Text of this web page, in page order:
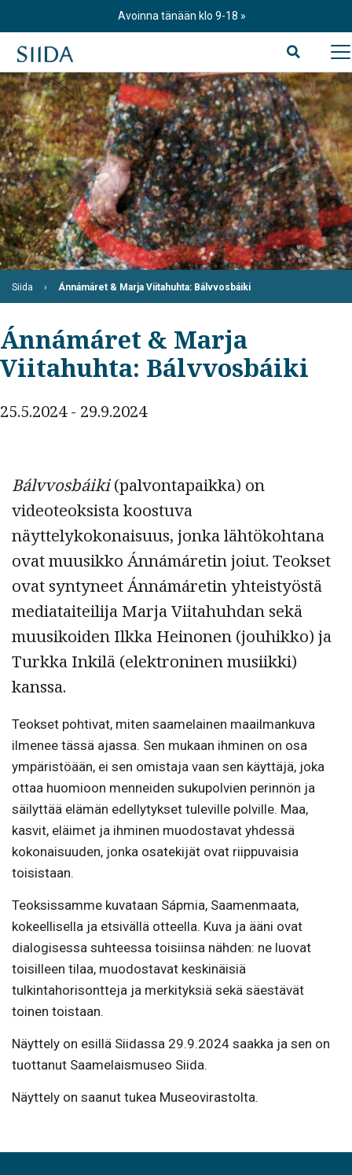
Avoinna tänään klo 9-18
Siida Ánnámáret & Marja Viitahuhta: Bálvvosbáiki
Ánnámáret & Marja
Viitahuhta: Bálvvosbáiki
25.5.2024 - 29.9.2024
Bálvvosbáiki(palvontapaikka) on
videoteoksista koostuva
näyttelykokonaisuus, jonka lähtökohtana
ovat muusikko Ánnámáretin joiut. Teokset
ovat syntyneet Ánnámáretin yhteistyöstä
mediataiteilija Marja Viitahuhdan sekä
muusikoiden Ilkka Heinonen (jouhikko) ja
Turkka Inkilä (elektroninen musiikki)
kanssa.
Teokset pohtivat, miten saamelainen maailmankuva
ilmenee tässä ajassa. Sen mukaan ihminen on osa
ympäristöään, ei sen omistaja vaan sen käyttäjä, joka
ottaa huomioon menneiden sukupolvien perinnön ja
säilyttää elämän edellytykset tuleville polville. Maa,
kasvit, eläimet ja ihminen muodostavat yhdessä
kokonaisuuden, jonka osatekijät ovat riippuvaisia
toisistaan.
Teoksissamme kuvataan Sápmia, Saamenmaata,
kokeellisella ja etsivällä otteella. Kuva ja ääni ovat
dialogisessa suhteessa toisiinsa nähden: ne luovat
toisilleen tilaa, muodostavat keskinäisiä
tulkintahorisontteja ja merkityksiä sekä säestävät
toinen toistaan.
Näyttely on esillä Siidassa 29.9.2024 saakka ja sen on
tuottanut Saamelaismuseo Siida.
Näyttely on saanut tukea Museovirastolta.